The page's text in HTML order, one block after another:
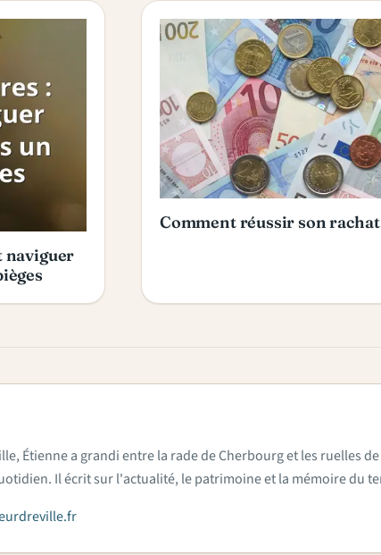
naviguer
Comment réussir son
Étienne a grandi entre la rade de Cherbourg et les ruelles
Il écrit sur l'actualité, le patrimoine et la mémoire du